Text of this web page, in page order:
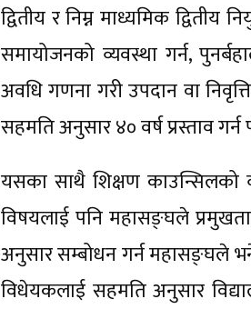
द्वितीय र निम्न माध्यमिक
समायोजनको व्यवस्था गर्न,
अवधि गणना गरी उपदान वा
सहमति अनुसार ४० वर्ष प्रस्ताव
यसका साथै शिक्षण काउन्सिलको
विषयलाई पनि महासङ्घले
अनुसार सम्बोधन गर्न महासङ्घले
विधेयकलाई सहमति अनुसार